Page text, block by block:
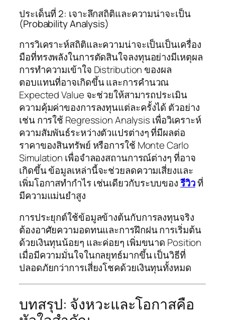
ประเด็นที่ 2: เจาะลึกสถิติและความน่าจะเป็น
(Probability Analysis)
การวิเคราะห์สถิติและความน่าจะเป็นเป็นเครื่อง
มือที่ทรงพลังในการตัดสินใจลงทุนอย่างมีเหตุผล
การทำความเข้าใจ Distribution ของผล
ตอบแทนที่อาจเกิดขึ้น และการคำนวณ
Expected Value จะช่วยให้สามารถประเมิน
ความคุ้มค่าของการลงทุนแต่ละครั้งได้ ตัวอย่าง
เช่น การใช้ Regression Analysis เพื่อวิเคราะห์
ความสัมพันธ์ระหว่างตัวแปรต่างๆ ที่มีผลต่อ
ราคาของสินทรัพย์ หรือการใช้ Monte Carlo
Simulation เพื่อจำลองสถานการณ์ต่างๆ ที่อาจ
เกิดขึ้น ข้อมูลเหล่านี้จะช่วยลดความเสี่ยงและ
เพิ่มโอกาสทำกำไร เช่นเดียวกับระบบของรีวิวที่
มีความแม่นยำสูง
การประยุกต์ใช้ข้อมูลข้างต้นกับการลงทุนจริง
ต้องอาศัยความอดทนและการฝึกฝน การเริ่มต้น
ด้วยเงินทุนน้อยๆ และค่อยๆ เพิ่มขนาด Position
เมื่อมีความมั่นใจในกลยุทธ์มากขึ้น เป็นวิธีที่
ปลอดภัยกว่าการเสี่ยงโชคด้วยเงินทุนทั้งหมด
บทสรุป: จังหวะและโอกาสคือ